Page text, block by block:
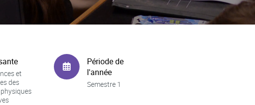
et
des
Période de
l'année
Semestre 1